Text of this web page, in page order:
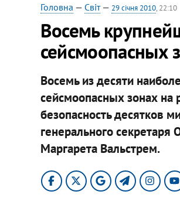
Головна — Світ— 29 січня 2010, 22:10
Восемь
сейсмоопасных
Восемь из десяти
сейсмоопасных зонах на
безопасность десятков
генерального
Маргарета Вальстрем.